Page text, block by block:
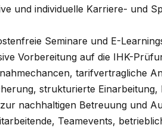
und individuelle Karriere- und
Seminare und E-
Vorbereitung auf die IHK-
tarifvertragliche
strukturierte Einarbeitung,
nachhaltigen Betreuung und
Teamevents,